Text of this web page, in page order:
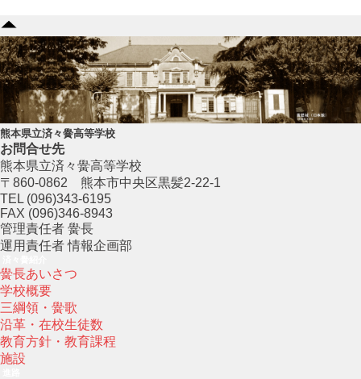
熊本県立済々黌高等学校
お問合せ先
熊本県立済々黌高等学校
〒860-0862 熊本市中央区黒髪2-22-1
TEL (096)343-6195
FAX (096)346-8943
管理責任者 黌長
運用責任者 情報企画部
黌長あいさつ
学校概要
三綱領・黌歌
沿革・在校生徒数
教育方針・教育課程
施設